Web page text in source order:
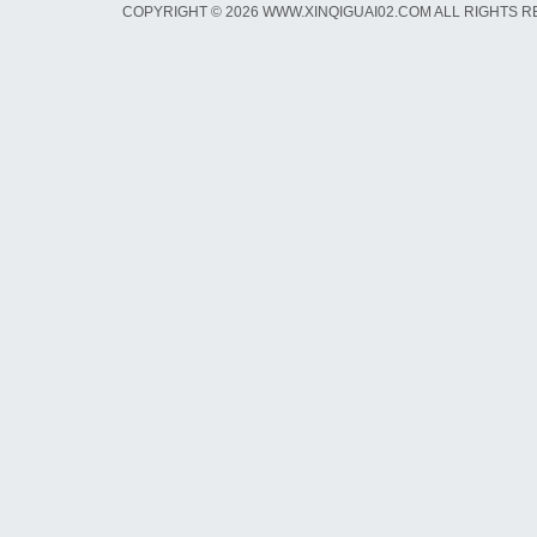
COPYRIGHT © 2026 WWW.XINQIGUAI02.COM ALL RIGHTS